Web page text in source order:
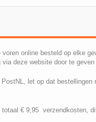
online besteld op elke
deze website door te
l et op dat bestellingen
€ 9,95 verzendkosten,